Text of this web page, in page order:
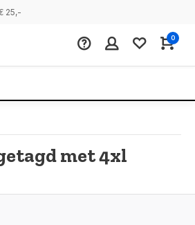
25,-
0
met 4xl